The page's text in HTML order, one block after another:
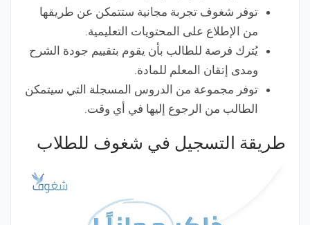
توفر شغوف تجربة مجانية ستتمكن عن طريقها
من الإطلاع على المحتويات التعليمية.
يُترك فرصة للطالب بأن يقوم بتقييم جودة الشرح
ومدى إتقان المعلم للمادة.
توفر مجموعة من الدروس المسجلة التي سيتمكن
الطالب من الرجوع إليها في أي وقت.
طريقة التسجيل في شغوف للطلاب